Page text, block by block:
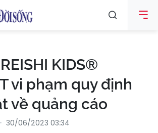
KIDS®
vi phạm quy định
về quảng cáo
30/06/2023 03:34